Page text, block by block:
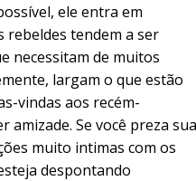
ele entra em
rebeldes tendem a ser
necessitam de muitos
largam o que estão
vindas aos recém-
amizade. Se você preza sua
muito intimas com os
despontando